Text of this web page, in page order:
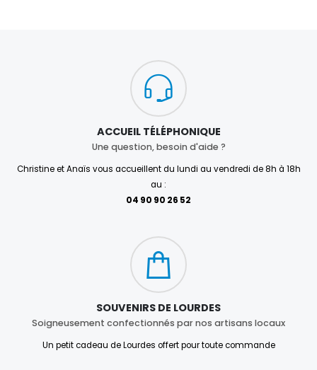
ACCUEIL TÉLÉPHONIQUE
Une question, besoin d'aide ?
Christine et Anaïs vous accueillent du lundi au vendredi de 8h à 18h
au :
04 90 90 26 52
SOUVENIRS DE LOURDES
Soigneusement confectionnés par nos artisans locaux
Un petit cadeau de Lourdes offert pour toute commande